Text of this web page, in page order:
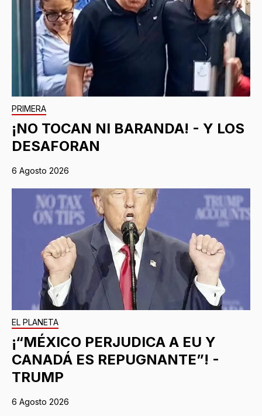
PRIMERA
¡NO TOCAN NI BARANDA! - Y LOS
DESAFORAN
6 Agosto 2026
EL PLANETA
¡“MÉXICO PERJUDICA A EU Y
CANADÁ ES REPUGNANTE”! -
TRUMP
6 Agosto 2026